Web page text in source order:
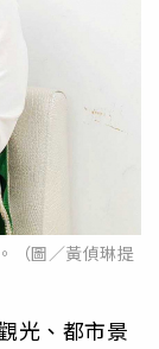
（圖／黃偵琳提
光、都市景